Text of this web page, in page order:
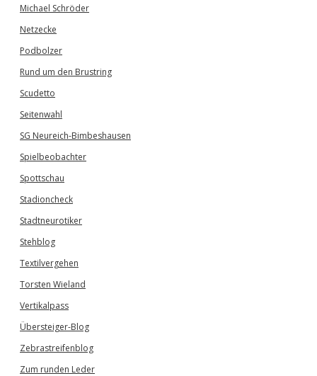
Michael Schröder
Netzecke
Podbolzer
Rund um den Brustring
Scudetto
Seitenwahl
SG Neureich-Bimbeshausen
Spielbeobachter
Spottschau
Stadioncheck
Stadtneurotiker
Stehblog
Textilvergehen
Torsten Wieland
Vertikalpass
Übersteiger-Blog
Zebrastreifenblog
Zum runden Leder